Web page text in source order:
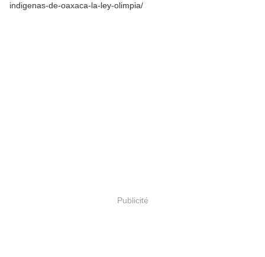
indigenas-de-oaxaca-la-ley-olimpia/
Publicité